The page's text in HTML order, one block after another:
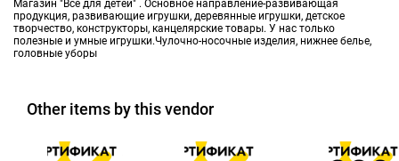
Магазин "Все для детей" . Основное направление-развивающая
продукция, развивающие игрушки, деревянные игрушки, детское
творчество, конструкторы, канцелярские товары. У нас только
полезные и умные игрушки.Чулочно-носочные изделия, нижнее белье,
головные уборы
Other items by this vendor